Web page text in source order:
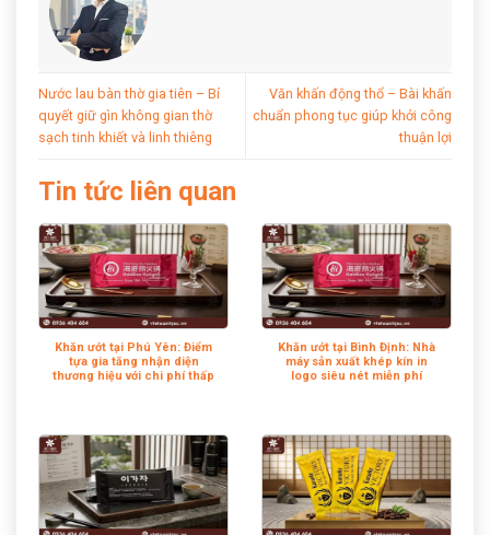
Nước lau bàn thờ gia tiên – Bí
quyết giữ gìn không gian thờ
sạch tinh khiết và linh thiêng
Văn khấn động thổ – Bài khấn
chuẩn phong tục giúp khởi công
thuận lợi
Tin tức liên quan
Khăn ướt tại Phú Yên: Điểm
tựa gia tăng nhận diện
thương hiệu với chi phí thấp
Khăn ướt tại Bình Định: Nhà
máy sản xuất khép kín in
logo siêu nét miễn phí